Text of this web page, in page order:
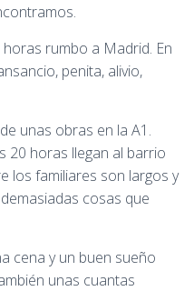
rumbo a Madrid. En
penita, alivio,
unas obras en la A1.
20 horas llegan al barrio
los familiares son largos y
cosas que
cena y un buen sueño
unas cuantas